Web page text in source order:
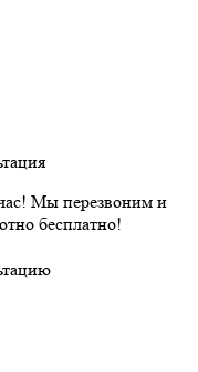
Мы перезвоним и
бесплатно!